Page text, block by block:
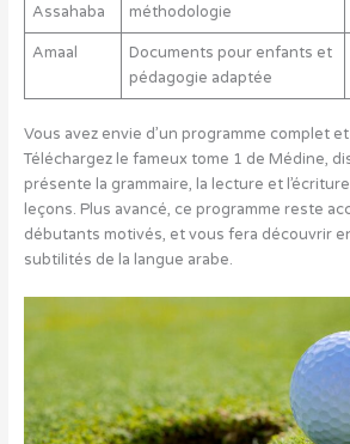
Assahaba
méthodologie
Amaal
Documents pour enfants et
pédagogie adaptée
Vous avez envie d’un programme complet
Téléchargez le fameux tome 1 de Médine,
présente la grammaire, la lecture et
leçons. Plus avancé, ce programme reste
débutants motivés, et vous fera découvrir
subtilités de la langue arabe.